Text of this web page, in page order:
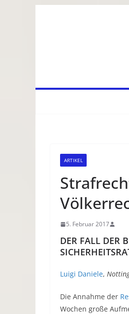
ARTIKEL
5. Februar 2017
DER FALL DER
Luigi Daniele,
Die Annahme der
Wochen große